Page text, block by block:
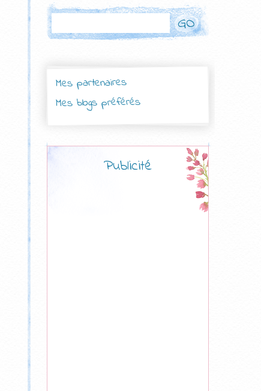
Mes partenaires
Mes blogs préférés
Publicité